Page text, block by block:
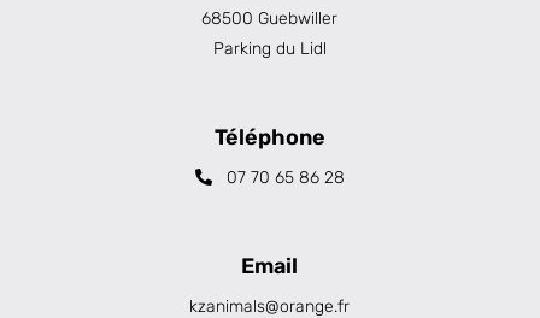
68500 Guebwiller
Parking du Lidl
Téléphone
07 70 65 86 28
Email
kzanimals@orange.fr